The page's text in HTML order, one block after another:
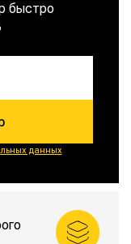
быстро
данных